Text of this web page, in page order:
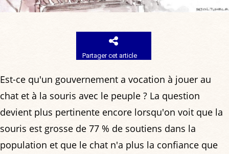
Partager cet article
Est-ce qu'un gouvernement a vocation à jouer au
chat et à la souris avec le peuple ? La question
devient plus pertinente encore lorsqu'on voit que la
souris est grosse de 77 % de soutiens dans la
population et que le chat n'a plus la confiance que